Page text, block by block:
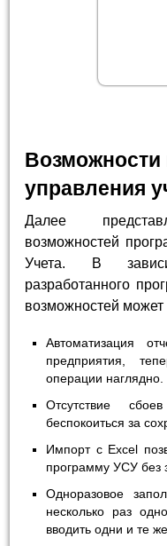
Возможности
управления
Далее
возможностей
Учета. В
разработанного
возможностей может
Автоматизация
предприятия,
операции наглядно.
Отсутствие
беспокоиться за
Импорт с Excel
программу УСУ без
Одноразовое
несколько раз
вводить одни и те